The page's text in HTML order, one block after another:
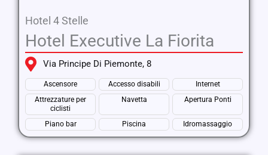
Hotel 4 Stelle
Hotel Executive La Fiorita
Via Principe Di Piemonte, 8
Ascensore Accesso disabili
Internet
Attrezzature per
ciclisti
Navetta Apertura Ponti
Piano bar Piscina Idromassaggio